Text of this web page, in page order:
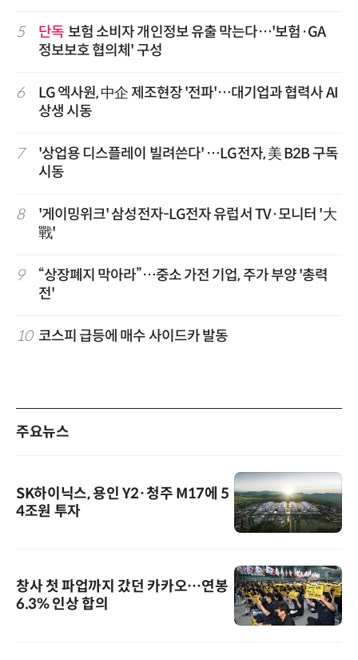
5 단독 보험 소비자 개인정보 유출 막는다…'보험·GA
정보보호 협의체' 구성
6
LG 엑사원, 中企 제조현장 '전파'…대기업과 협력사 AI
상생 시동
7
'상업용 디스플레이 빌려쓴다' …LG전자, 美 B2B 구독
시동
8
'게이밍위크' 삼성전자-LG전자 유럽서 TV·모니터 '大
戰'
9
“상장폐지 막아라”…중소 가전 기업, 주가 부양 '총력
전'
10 코스피 급등에 매수 사이드카 발동
주요뉴스
SK하이닉스, 용인 Y2·청주 M17에 5
4조원 투자
창사 첫 파업까지 갔던 카카오…연봉
6.3% 인상 합의